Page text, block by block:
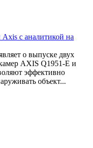
с аналитикой на
о выпуске двух
AXIS Q1951-E и
эффективно
объект...